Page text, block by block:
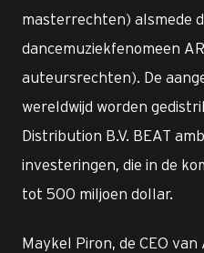
masterrechten) alsmede
dancemuziekfenomeen
auteursrechten). De
wereldwijd worden
Distribution B.V. BEAT
investeringen, die in de
tot 500 miljoen dollar.
Maykel Piron, de CEO